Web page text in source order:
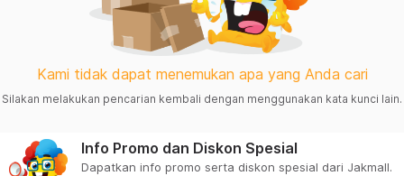
Kami tidak dapat menemukan apa yang Anda cari
Silakan melakukan pencarian kembali dengan menggunakan kata kunci lain.
Info Promo dan Diskon Spesial
Dapatkan info promo serta diskon spesial dari Jakmall.